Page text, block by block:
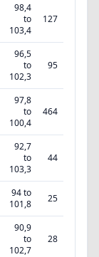
98,4
to
103,4
127
96,5
to
102,3
95
97,8
to
100,4
464
92,7
to
103,3
44
94 to
101,8
25
90,9
to
102,7
28